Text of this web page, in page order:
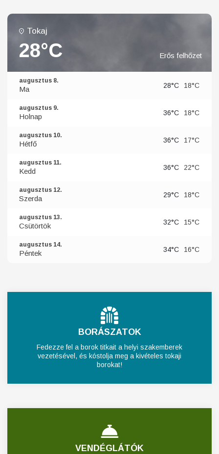
Tokaj
28°C Erős felhőzet
augusztus 8.
Ma 28°C 18°C
augusztus 9.
Holnap 36°C 18°C
augusztus 10.
Hétfő 36°C 17°C
augusztus 11.
Kedd 36°C 22°C
augusztus 12.
Szerda 29°C 18°C
augusztus 13.
Csütörtök 32°C 15°C
augusztus 14.
Péntek 34°C 16°C
BORÁSZATOK
Fedezze fel a borok titkait a helyi szakemberek
vezetésével, és kóstolja meg a kivételes tokaji
borokat!
VENDÉGLÁTÓK